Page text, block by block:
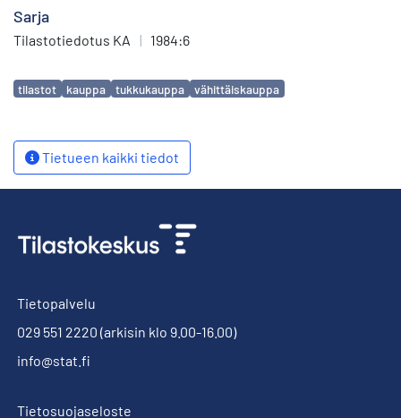
Sarja
Tilastotiedotus KA | 1984:6
Avainsanat
tilastot kauppa tukkukauppa vähittäiskauppa
Tietueen kaikki tiedot
Tietopalvelu
029 551 2220 (arkisin klo 9.00-16.00)
info@stat.fi
Tietosuojaseloste